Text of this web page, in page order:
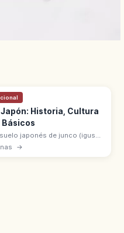
Historia, Cultura
Básicos
japonés de junco (igusa),
generalizado desde
→